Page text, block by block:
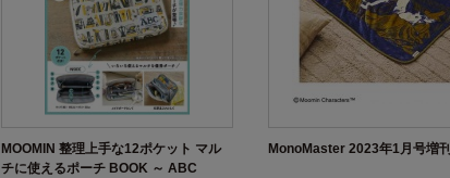
MOOMIN 整理上手な12ポケット マル
チに使えるポーチ BOOK ～ ABC
MonoMaster 2023年1月号増刊